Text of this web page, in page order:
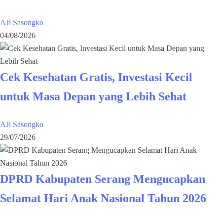
AJi Sasongko
04/08/2026
Cek Kesehatan Gratis, Investasi Kecil
untuk Masa Depan yang Lebih Sehat
AJi Sasongko
29/07/2026
DPRD Kabupaten Serang Mengucapkan
Selamat Hari Anak Nasional Tahun 2026